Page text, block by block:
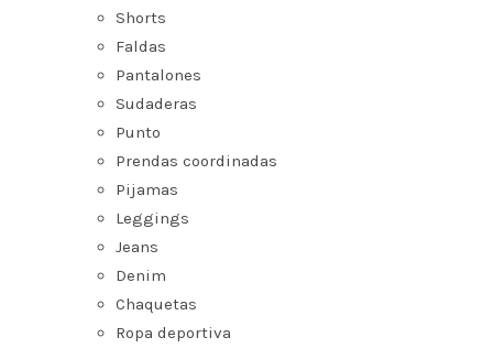
Shorts
Faldas
Pantalones
Sudaderas
Punto
Prendas coordinadas
Pijamas
Leggings
Jeans
Denim
Chaquetas
Ropa deportiva